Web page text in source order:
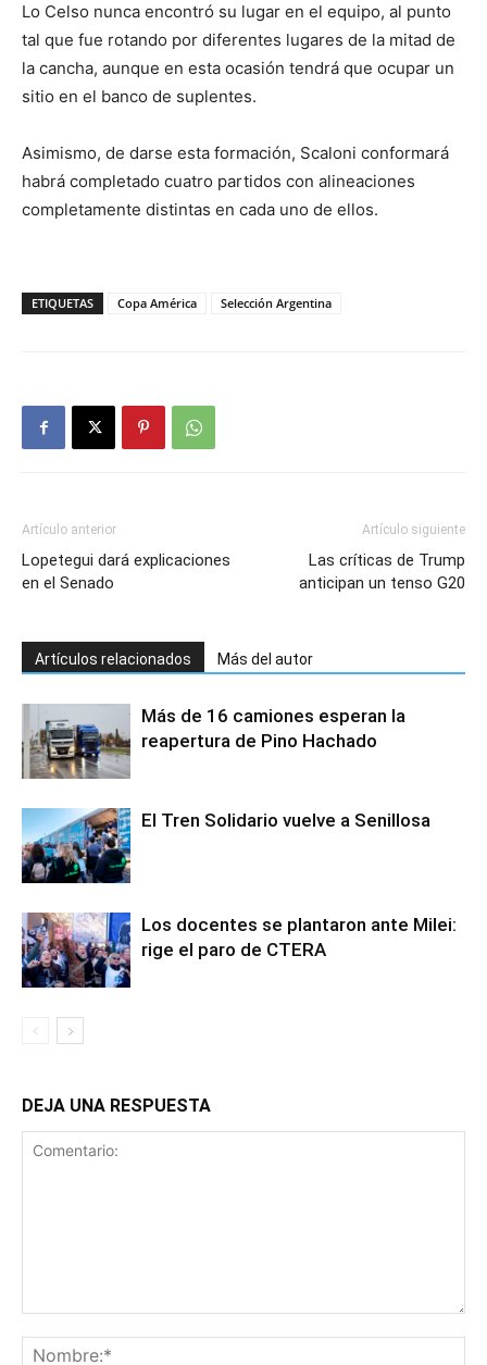
Lo Celso nunca encontró su lugar en el equipo, al punto
tal que fue rotando por diferentes lugares de la mitad de
la cancha, aunque en esta ocasión tendrá que ocupar un
sitio en el banco de suplentes.
Asimismo, de darse esta formación, Scaloni conformará
habrá completado cuatro partidos con alineaciones
completamente distintas en cada uno de ellos.
ETIQUETAS Copa América Selección Argentina
Artículo anterior
Lopetegui dará explicaciones
en el Senado
Artículo siguiente
Las críticas de Trump
anticipan un tenso G20
Artículos relacionados Más del autor
Más de 16 camiones esperan la
reapertura de Pino Hachado
El Tren Solidario vuelve a Senillosa
Los docentes se plantaron ante Milei:
rige el paro de CTERA
DEJA UNA RESPUESTA